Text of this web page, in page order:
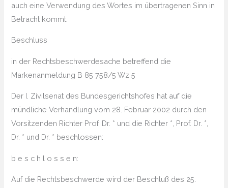
auch eine Verwendung des Wortes im übertragenen Sinn in
Betracht kommt.
Beschluss
in der Rechtsbeschwerdesache betreffend die
Markenanmeldung B 85 758/5 Wz 5
Der I. Zivilsenat des Bundesgerichtshofes hat auf die
mündliche Verhandlung vom 28. Februar 2002 durch den
Vorsitzenden Richter Prof. Dr. * und die Richter *, Prof. Dr. *,
Dr. * und Dr. * beschlossen:
b e s c h l o s s e n:
Auf die Rechtsbeschwerde wird der Beschluß des 25.